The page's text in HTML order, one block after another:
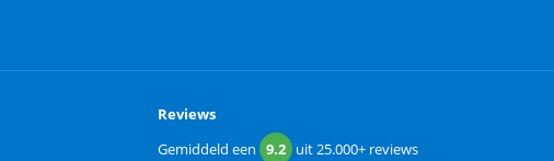
Reviews
Gemiddeld een 9.2 uit25.000+ reviews